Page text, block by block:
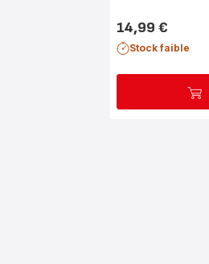
Prix
14,99 €
Stock faible